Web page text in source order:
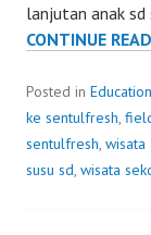
lanjutan anak sd
CONTINUE
Posted in
ke sentulfresh,
sentulfresh, wisata
susu sd, wisata